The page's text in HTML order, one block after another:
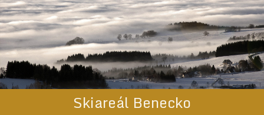
Skiareál Benecko